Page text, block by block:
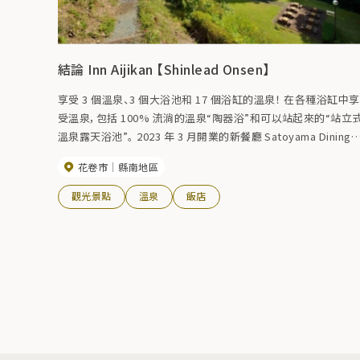
結論 Inn Aijikan 【Shinlead Onsen】
享受 3 個溫泉、3 個大浴池和 17 個浴缸的溫泉！ 在各種浴缸中享
受溫泉，包括 100% 流淌的溫泉“陶器浴”和可以站起來的“站立
溫泉露天浴池”。 2023 年 3 月開業的新餐廳 Satoyama Dining
您可以在沒有水的情況下享用晚餐的客房內用餐也很受歡迎。 東
北第一家獲得認證的Miki House育兒研究所「Welcome Baby」s
Inn」。
花卷市 縣南地區
觀光景點 溫泉 飯店